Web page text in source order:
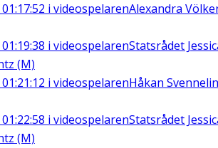
01:17:52 i videospelarenAlexandra
01:19:38 i videospelarenStatsrådet
(M)
01:21:12 i videospelarenHåkan
01:22:58 i videospelarenStatsrådet
(M)